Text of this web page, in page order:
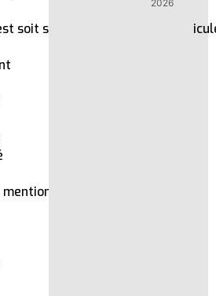
soit sur un terrain non
dans le CDF.
2026